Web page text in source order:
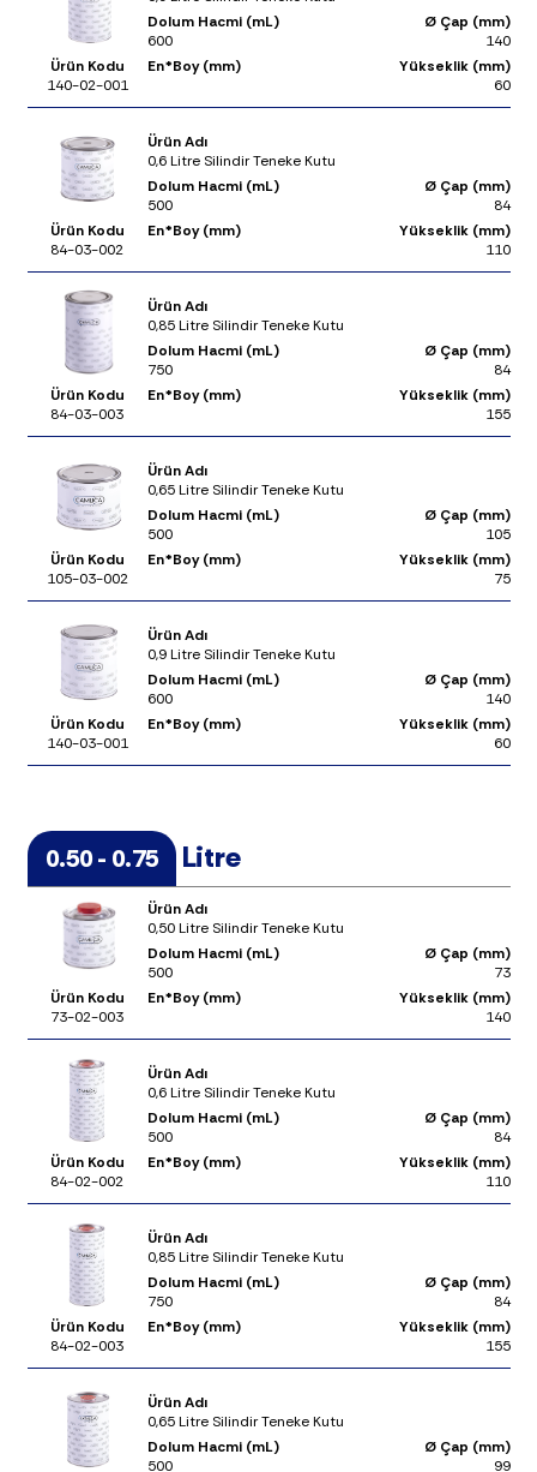
Dolum Hacmi (mL)
600
Ø Çap (mm)
140
Ürün Kodu
140-02-001
En*Boy (mm)
Yükseklik (mm)
60
Ürün Adı
0,6 Litre Silindir Teneke Kutu
Dolum Hacmi (mL)
500
Ø Çap (mm)
84
Ürün Kodu
84-03-002
En*Boy (mm)
Yükseklik (mm)
110
Ürün Adı
0,85 Litre Silindir Teneke Kutu
Dolum Hacmi (mL)
750
Ø Çap (mm)
84
Ürün Kodu
84-03-003
En*Boy (mm)
Yükseklik (mm)
155
Ürün Adı
0,65 Litre Silindir Teneke Kutu
Dolum Hacmi (mL)
500
Ø Çap (mm)
105
Ürün Kodu
105-03-002
En*Boy (mm)
Yükseklik (mm)
75
Ürün Adı
0,9 Litre Silindir Teneke Kutu
Dolum Hacmi (mL)
600
Ø Çap (mm)
140
Ürün Kodu
140-03-001
En*Boy (mm)
Yükseklik (mm)
60
0.50 - 0.75 Litre
Ürün Adı
0,50 Litre Silindir Teneke Kutu
Dolum Hacmi (mL)
500
Ø Çap (mm)
73
Ürün Kodu
73-02-003
En*Boy (mm)
Yükseklik (mm)
140
Ürün Adı
0,6 Litre Silindir Teneke Kutu
Dolum Hacmi (mL)
500
Ø Çap (mm)
84
Ürün Kodu
84-02-002
En*Boy (mm)
Yükseklik (mm)
110
Ürün Adı
0,85 Litre Silindir Teneke Kutu
Dolum Hacmi (mL)
750
Ø Çap (mm)
84
Ürün Kodu
84-02-003
En*Boy (mm)
Yükseklik (mm)
155
Ürün Adı
0,65 Litre Silindir Teneke Kutu
Dolum Hacmi (mL)
500
Ø Çap (mm)
99